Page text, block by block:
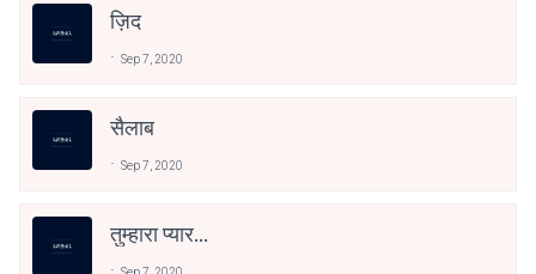
ज़िद
Sep 7, 2020
सैलाब
Sep 7, 2020
तुम्हारा प्यार...